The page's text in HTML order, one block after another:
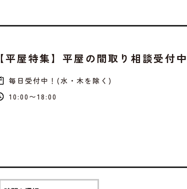
【平屋特集】平屋の間取り相談受付中
毎日受付中！(水・木を除く)
10:00〜18:00